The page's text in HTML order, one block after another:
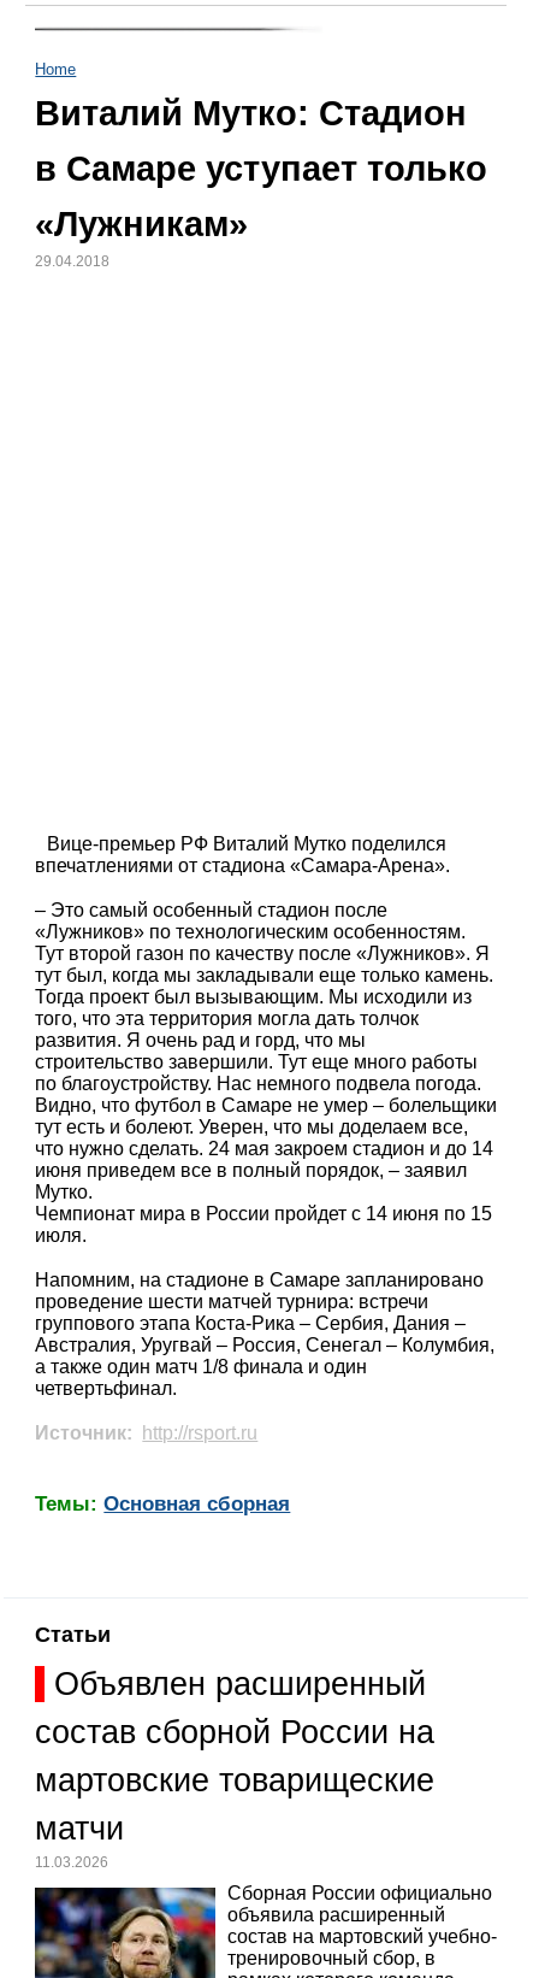
Home
Виталий Мутко: Стадион
в Самаре уступает только
«Лужникам»
29.04.2018
Вице-премьер РФ Виталий Мутко поделился
впечатлениями от стадиона «Самара-Арена».
– Это самый особенный стадион после
«Лужников» по технологическим особенностям.
Тут второй газон по качеству после «Лужников». Я
тут был, когда мы закладывали еще только камень.
Тогда проект был вызывающим. Мы исходили из
того, что эта территория могла дать толчок
развития. Я очень рад и горд, что мы
строительство завершили. Тут еще много работы
по благоустройству. Нас немного подвела погода.
Видно, что футбол в Самаре не умер – болельщики
тут есть и болеют. Уверен, что мы доделаем все,
что нужно сделать. 24 мая закроем стадион и до 14
июня приведем все в полный порядок, – заявил
Мутко.
Чемпионат мира в России пройдет с 14 июня по 15
июля.
Напомним, на стадионе в Самаре запланировано
проведение шести матчей турнира: встречи
группового этапа Коста-Рика – Сербия, Дания –
Австралия, Уругвай – Россия, Сенегал – Колумбия,
а также один матч 1/8 финала и один
четвертьфинал.
Источник: http://rsport.ru
Темы:Основная сборная
Статьи
Объявлен расширенный
состав сборной России на
мартовские товарищеские
матчи
11.03.2026
Сборная России официально
объявила расширенный
состав на мартовский учебно-
тренировочный сбор, в